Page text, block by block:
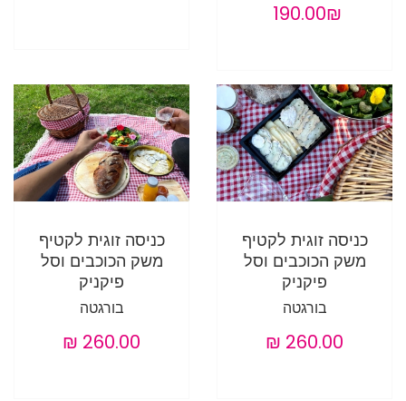
‏190.00 ‏₪
כניסה זוגית לקטיף
משק הכוכבים וסל
פיקניק
בורגטה
כניסה זוגית לקטיף
משק הכוכבים וסל
פיקניק
בורגטה